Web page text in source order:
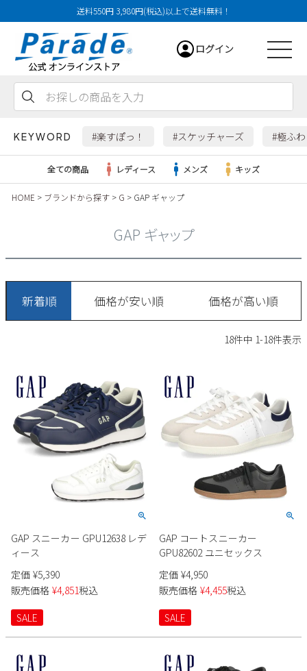
送料550円 3,980円(税込)以上で送料無料！
ログイン
KEYWORD #楽すぽっ！ #スケッチャーズ #極ふ
すべての商品
パンプス
スニーカー
ローファー
カジュアルシューズ
ブーツ
ウェア
Parade
SKECHERS
レインシューズ
スニーカー
ビジネス・ドレスシューズ
ローファー
ブーツ
すべての商品
サンダル
レインシューズ
スニーカー
フォーマル
ブーツ
Parade
SKECHERS
すべての商品
レディース新入荷
メンズ新入荷
SALE
すべての商品
レディースSALE
メンズSALE
バッグ
リュック
ボディバッグ
ハンドバッグ
ケア用品
雑貨
詳細検索
ご利用ガイド
全ての商品 レディース メンズ キッズ
HOME ブランドから探す G GAP ギャップ
GAP ギャップ
新着順 価格が安い順 価格が高い順
18件中 1-18件表示
GAP スニーカー GPU12638 レデ
ィース
定価 ¥5,390
販売価格 ¥4,851税込
SALE
GAP コートスニーカー
GPU82602 ユニセックス
定価 ¥4,950
販売価格 ¥4,455税込
SALE